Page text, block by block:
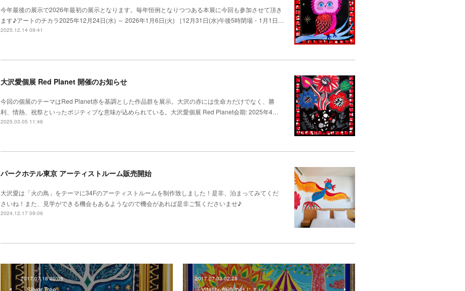
今年最後の展示で2026年最初の展示となります。毎年恒例となりつつある本展に今回も参加させて頂き
ます♪アートのチカラ2025年12月24日(水) ～ 2026年1月6日(火) ［12月31日(水)午後5時閉場・1月1日…
2025.12.14 09:41
大沢愛個展 Red Planet 開催のお知らせ
今回の個展のテーマはRed Planet赤を基調とした作品群を展示。大沢の赤には生命カだけでなく、勝
利、情熱、祝祭といったポジティブな意味が込められている。大沢愛個展 Red Planet会期: 2025年4…
2025.03.05 11:46
パークホテル東京 アーティストルーム販売開始
大沢愛は「火の鳥」をテーマに34Fのアーティストルームを制作致しました！是非、泊まってみてくだ
さいね！また、見学ができる機会もあるようなので機会があれば是非ご覧くださいませ♪
2024.12.17 09:06
2017.07.18 20:06
「Silver Tree」
2017.07.03 02:28
「Vitality-創造のはじまり-」